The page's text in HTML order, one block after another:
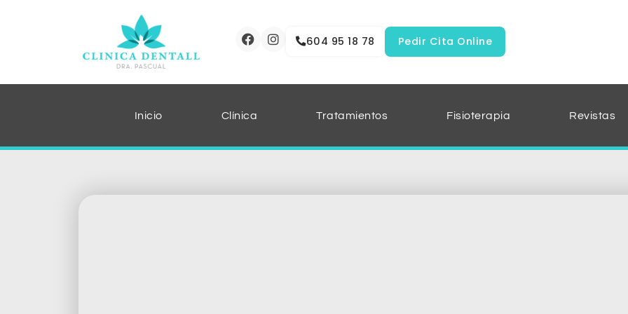
604 95 18 78 Pedir Cita Online
Inicio Clínica Tratamientos Fisioterapia Revistas